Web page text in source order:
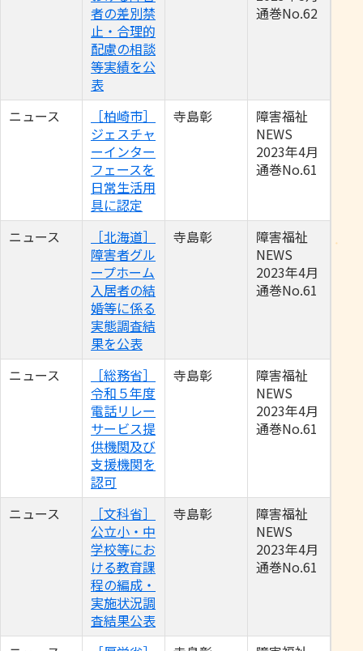
者の差別禁
止・合理的
配慮の相談
等実績を公
表
通巻No.62
ニュース
［柏崎市］
ジェスチャ
ーインター
フェースを
日常生活用
具に認定
寺島彰
障害福祉
NEWS
2023年4月
通巻No.61
ニュース
［北海道］
障害者グル
ープホーム
入居者の結
婚等に係る
実態調査結
果を公表
寺島彰
障害福祉
NEWS
2023年4月
通巻No.61
ニュース
［総務省］
令和５年度
電話リレー
サービス提
供機関及び
支援機関を
認可
寺島彰
障害福祉
NEWS
2023年4月
通巻No.61
ニュース
［文科省］
公立小・中
学校等にお
ける教育課
程の編成・
実施状況調
査結果公表
寺島彰
障害福祉
NEWS
2023年4月
通巻No.61